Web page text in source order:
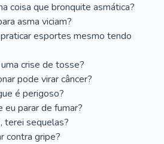
coisa que bronquite asmática?
asma viciam?
esportes mesmo tendo
crise de tosse?
pode virar câncer?
é perigoso?
eu parar de fumar?
terei sequelas?
contra gripe?